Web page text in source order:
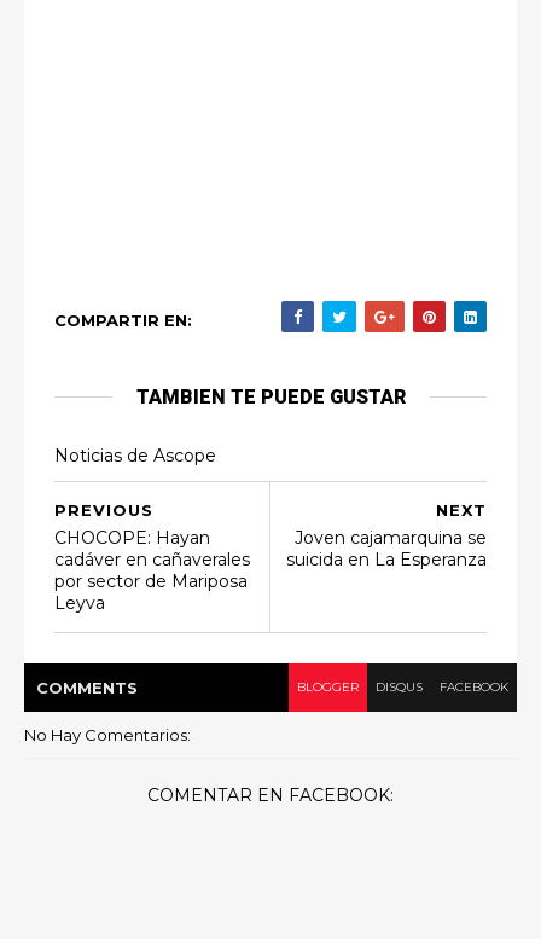
COMPARTIR EN:
TAMBIEN TE PUEDE GUSTAR
Noticias de Ascope
NEXT
Joven cajamarquina se
suicida en La Esperanza
PREVIOUS
CHOCOPE: Hayan
cadáver en cañaverales
por sector de Mariposa
Leyva
COMMENTS BLOGGER DISQUS FACEBOOK
No Hay Comentarios:
COMENTAR EN FACEBOOK: